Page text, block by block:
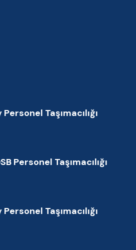
Taşımacılığı
Personel Taşımacılığı
Taşımacılığı